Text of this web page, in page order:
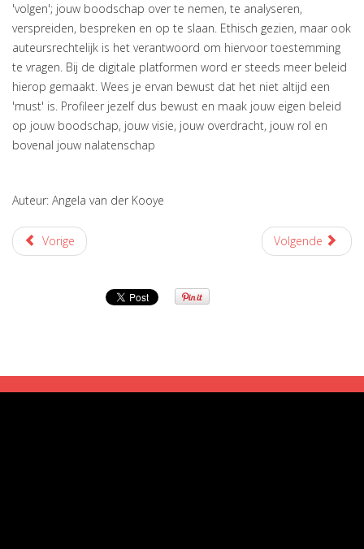
'volgen'; jouw boodschap over te nemen, te analyseren,
verspreiden, bespreken en op te slaan. Ethisch gezien, maar ook
auteursrechtelijk is het verantwoord om hiervoor toestemming
te vragen. Bij de digitale platformen word er steeds meer beleid
hierop gemaakt. Wees je ervan bewust dat het niet altijd een
'must' is. Profileer jezelf dus bewust en maak jouw eigen beleid
op jouw boodschap, jouw visie, jouw overdracht, jouw rol en
bovenal jouw nalatenschap
Auteur: Angela van der Kooye
Vorige Volgende